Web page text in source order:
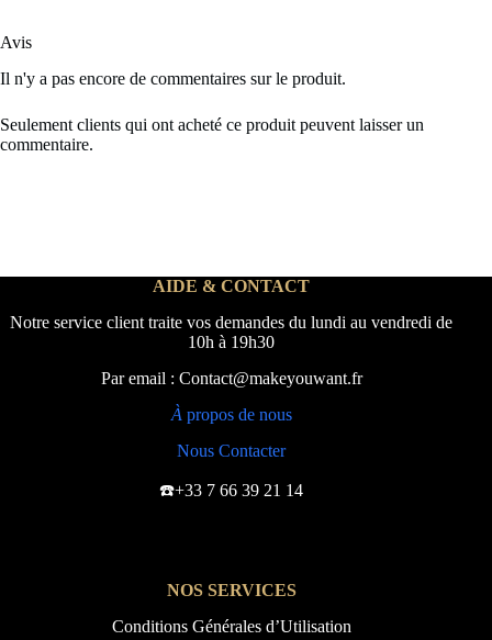
Avis
Il n'y a pas encore de commentaires sur le produit.
Seulement clients qui ont acheté ce produit peuvent laisser un
commentaire.
AIDE & CONTACT
Notre service client traite vos demandes du lundi au vendredi de
10h à 19h30
Par email : Contact@makeyouwant.fr
À propos de nous
Nous Contacter
☎️+33 7 66 39 21 14
NOS SERVICES
Conditions Générales d’Utilisation